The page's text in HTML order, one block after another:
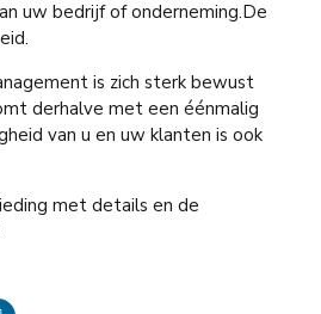
uw bedrijf of onderneming.De
is zich sterk bewust
derhalve met een éénmalig
van u en uw klanten is ook
met details en de